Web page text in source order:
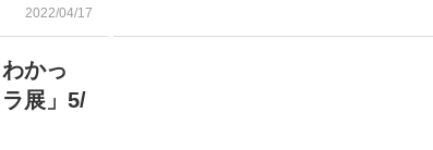
2022/04/17
かっ
展」5/